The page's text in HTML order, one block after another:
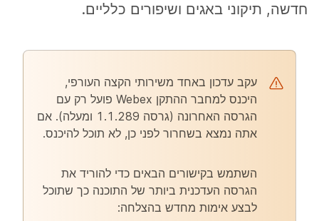
חדשה, תיקוני באגים ושיפורים כלליים.
עקב עדכון באחד משירותי הקצה העורפי,
היכנס למחבר ההתקן Webex פועל רק עם
הגרסה האחרונה (גרסה 1.1.289 ומעלה). אם
אתה נמצא בשחרור לפני כן, לא תוכל להיכנס.
השתמש בקישורים הבאים כדי להוריד את
הגרסה העדכנית ביותר של התוכנה כך שתוכל
לבצע אימות מחדש בהצלחה: